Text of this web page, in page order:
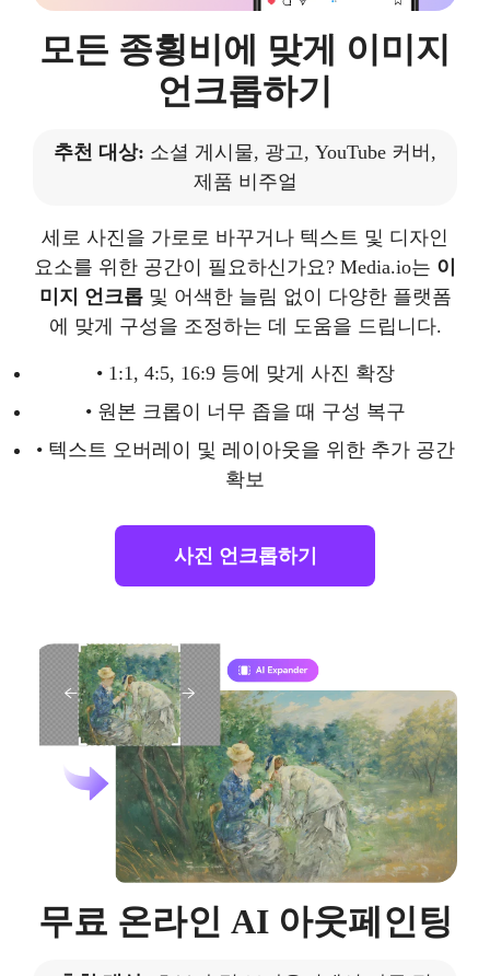
모든 종횡비에 맞게 이미지
언크롭하기
추천 대상: 소셜 게시물, 광고, YouTube 커버,
제품 비주얼
세로 사진을 가로로 바꾸거나 텍스트 및 디자인
요소를 위한 공간이 필요하신가요? Media.io는 이
미지 언크롭및 어색한 늘림 없이 다양한 플랫폼
에 맞게 구성을 조정하는 데 도움을 드립니다.
• 1:1, 4:5, 16:9 등에 맞게 사진 확장
• 원본 크롭이 너무 좁을 때 구성 복구
• 텍스트 오버레이 및 레이아웃을 위한 추가 공간
확보
사진 언크롭하기
무료 온라인 AI 아웃페인팅